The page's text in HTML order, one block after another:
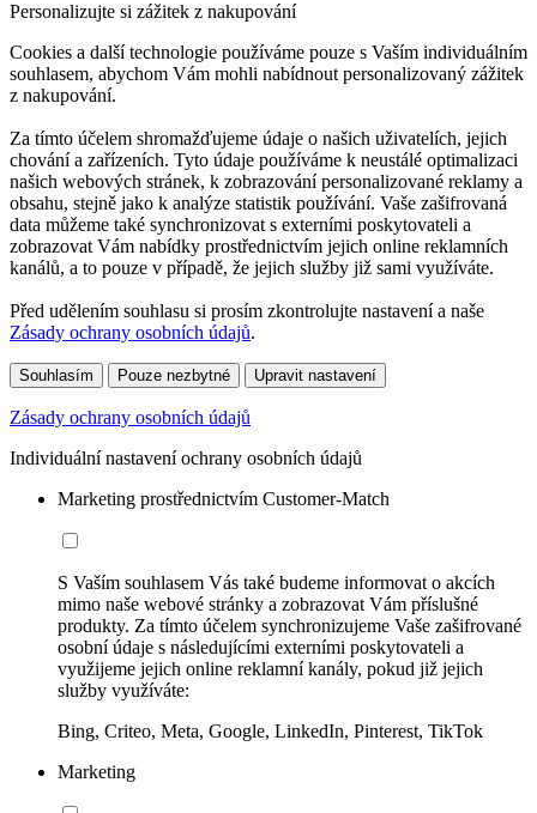
Personalizujte si zážitek z nakupování
Cookies a další technologie používáme pouze s Vaším individuálním
souhlasem, abychom Vám mohli nabídnout personalizovaný zážitek
z nakupování.
Za tímto účelem shromažďujeme údaje o našich uživatelích, jejich
chování a zařízeních. Tyto údaje používáme k neustálé optimalizaci
našich webových stránek, k zobrazování personalizované reklamy a
obsahu, stejně jako k analýze statistik používání. Vaše zašifrovaná
data můžeme také synchronizovat s externími poskytovateli a
zobrazovat Vám nabídky prostřednictvím jejich online reklamních
kanálů, a to pouze v případě, že jejich služby již sami využíváte.
Před udělením souhlasu si prosím zkontrolujte nastavení a naše
Zásady ochrany osobních údajů.
Souhlasím Pouze nezbytné Upravit nastavení
Zásady ochrany osobních údajů
Individuální nastavení ochrany osobních údajů
Marketing prostřednictvím Customer-Match
S Vaším souhlasem Vás také budeme informovat o akcích
mimo naše webové stránky a zobrazovat Vám příslušné
produkty. Za tímto účelem synchronizujeme Vaše zašifrované
osobní údaje s následujícími externími poskytovateli a
využijeme jejich online reklamní kanály, pokud již jejich
služby využíváte:
Bing, Criteo, Meta, Google, LinkedIn, Pinterest, TikTok
Marketing